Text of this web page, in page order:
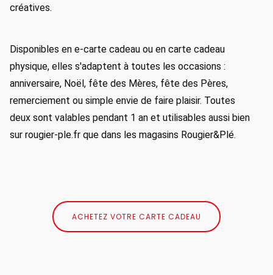
créatives.
Disponibles en e-carte cadeau ou en carte cadeau
physique, elles s'adaptent à toutes les occasions :
anniversaire, Noël, fête des Mères, fête des Pères,
remerciement ou simple envie de faire plaisir. Toutes
deux sont valables pendant 1 an et utilisables aussi bien
sur rougier-ple.fr que dans les magasins Rougier&Plé.
ACHETEZ VOTRE CARTE CADEAU